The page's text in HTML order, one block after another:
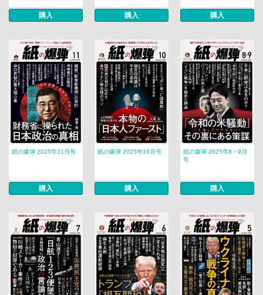
購入 購入 購入
紙の爆弾 2025年11月号
購入
紙の爆弾 2025年10月号
購入
紙の爆弾 2025年8・9月
号
購入